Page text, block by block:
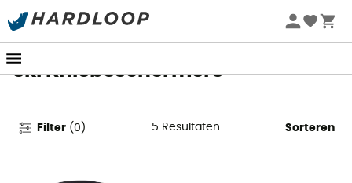
Zomeraanbiedingen 🔥 -5% EXTRA vanaf 2 producten* met
Ski Kniebeschermers
Filter (0 ) 5 Resultaten Sorteren